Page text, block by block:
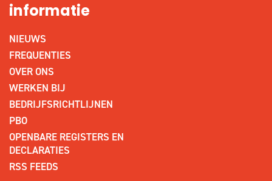
informatie
NIEUWS
FREQUENTIES
OVER ONS
WERKEN BIJ
BEDRIJFSRICHTLIJNEN
PBO
OPENBARE REGISTERS EN
DECLARATIES
RSS FEEDS